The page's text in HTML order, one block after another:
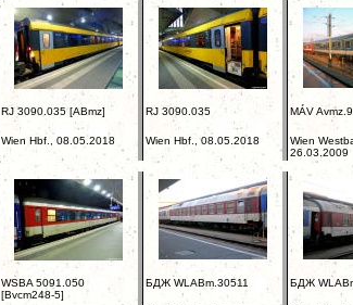
RJ 3090.035 [ABmz]
Wien Hbf., 08.05.2018
RJ 3090.035
Wien Hbf., 08.05.2018
MÁV
Wien
26.03.2009
WSBA 5091.050
[Bvcm248-5]
БДЖ WLABm.30511 БДЖ